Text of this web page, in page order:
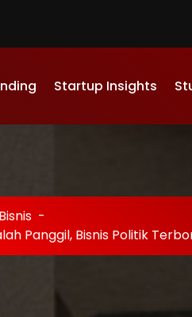
Startup Insights
-
Panggil, Bisnis Politik